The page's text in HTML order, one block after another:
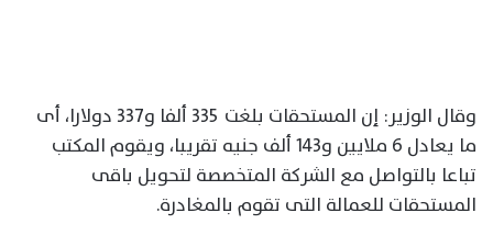
وقال الوزير: إن المستحقات بلغت 335 ألفا و337 دولارا، أى
ما يعادل 6 ملايين و143 ألف جنيه تقريبا، ويقوم المكتب
تباعا بالتواصل مع الشركة المتخصصة لتحويل باقى
المستحقات للعمالة التى تقوم بالمغادرة.